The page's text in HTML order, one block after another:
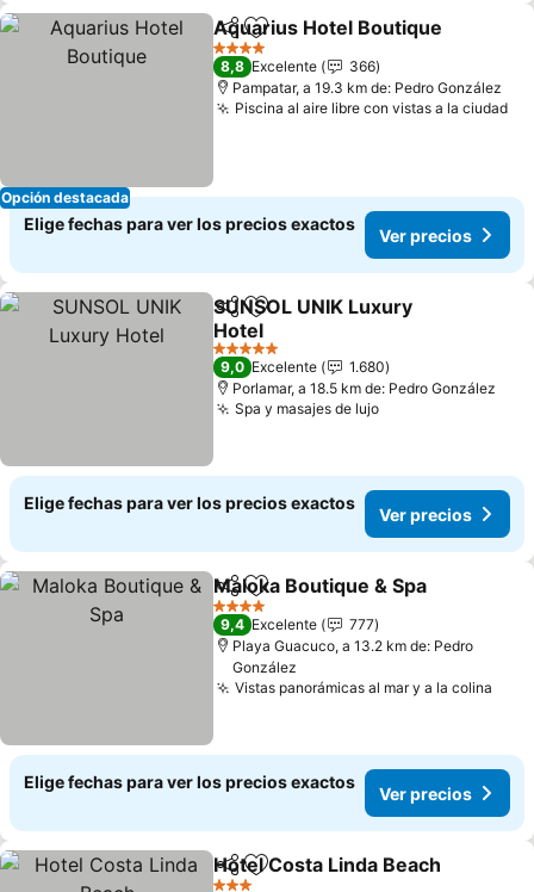
Opción destacada
CompartirAgregar a favoritos
Aquarius Hotel Boutique
4 Estrellas
8,8 Excelente
366
Pampatar, a 19.3 km de: Pedro González
Piscina al aire libre con vistas a la ciudad
Elige fechas para ver los precios exactos
Ver precios
CompartirAgregar a favoritos
SUNSOL UNIK Luxury
Hotel
5 Estrellas
9,0 Excelente
1.680
Porlamar, a 18.5 km de: Pedro González
Spa y masajes de lujo
Elige fechas para ver los precios exactos
Ver precios
CompartirAgregar a favoritos
Maloka Boutique & Spa
4 Estrellas
9,4 Excelente
777
Playa Guacuco, a 13.2 km de: Pedro
González
Vistas panorámicas al mar y a la colina
Elige fechas para ver los precios exactos
Ver precios
CompartirAgregar a favoritos
Hotel Costa Linda Beach